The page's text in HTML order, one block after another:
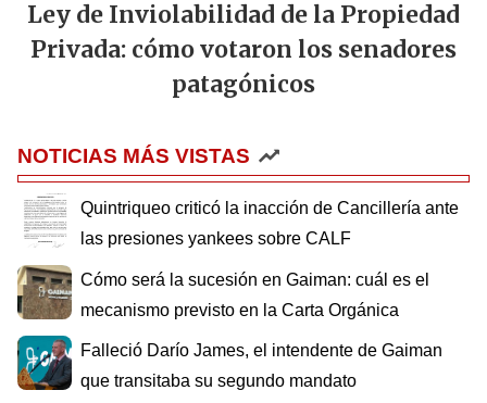
Ley de Inviolabilidad de la Propiedad
Privada: cómo votaron los senadores
patagónicos
NOTICIAS MÁS VISTAS
Quintriqueo criticó la inacción de Cancillería ante
las presiones yankees sobre CALF
Cómo será la sucesión en Gaiman: cuál es el
mecanismo previsto en la Carta Orgánica
Falleció Darío James, el intendente de Gaiman
que transitaba su segundo mandato